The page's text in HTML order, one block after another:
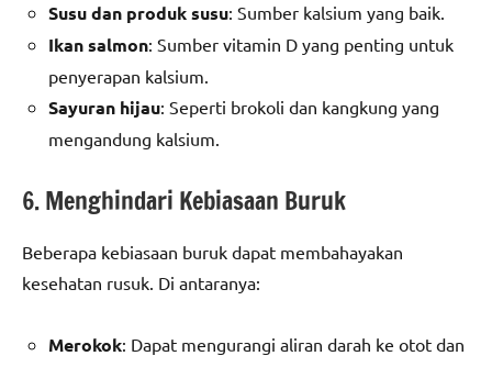
Susu dan produk susu: Sumber kalsium yang baik.
Ikan salmon: Sumber vitamin D yang penting untuk
penyerapan kalsium.
Sayuran hijau: Seperti brokoli dan kangkung yang
mengandung kalsium.
6. Menghindari Kebiasaan Buruk
Beberapa kebiasaan buruk dapat membahayakan
kesehatan rusuk. Di antaranya:
Merokok: Dapat mengurangi aliran darah ke otot dan